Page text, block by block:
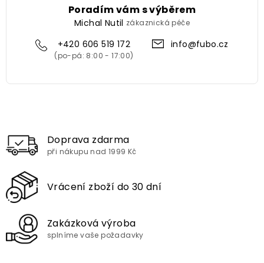
Poradím vám s výběrem
Michal Nutil zákaznická péče
+420 606 519 172 info@fubo.cz
Doprava zdarma
při nákupu nad 1999 Kč
Vrácení zboží do 30 dní
Zakázková výroba
splníme vaše požadavky